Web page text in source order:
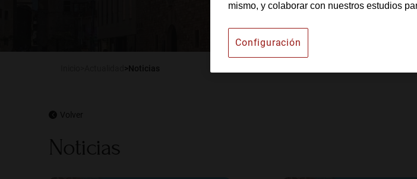
Actualidad
Noticias
Volver
Noticias
mismo, y colaborar con nuestros estudios
Configuración